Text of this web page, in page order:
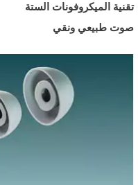
تقنية الميكروفونات الستة
صوت طبيعي ونقي